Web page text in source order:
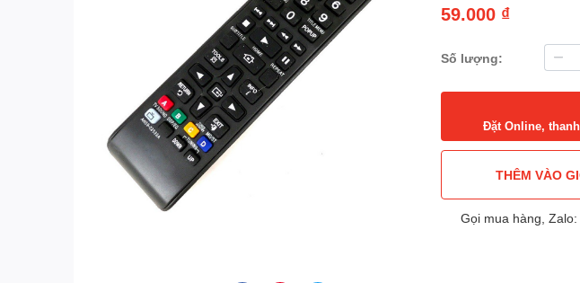
59.000 ₫
Số lượng:
Đặt Online,
THÊM VÀO
Gọi mua hàng, Zalo: